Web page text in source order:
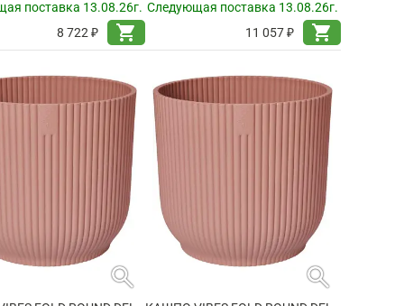
поставка 13.08.26г.
8 722 ₽
shopping_cart
Следующая поставка 13.08.26г.
11 057 ₽
shopping_cart
search search